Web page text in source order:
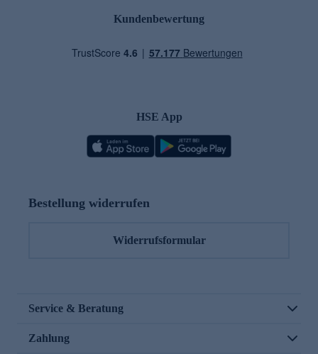
Kundenbewertung
HSE App
Bestellung widerrufen
Widerrufsformular
Service & Beratung
Zahlung